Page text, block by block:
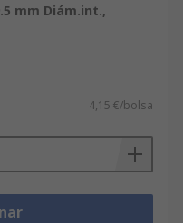
mm Diám.int.,
4,15 €/bolsa